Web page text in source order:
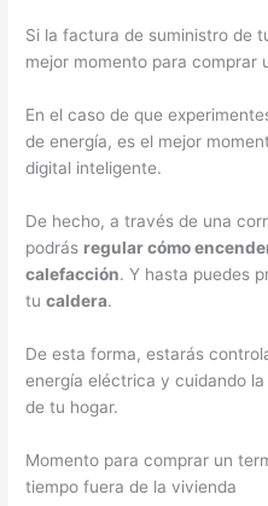
Si la factura de suministro de
mejor momento para comprar
En el caso de que
de energía, es el mejor
digital inteligente.
De hecho, a través de una
podrás regular cómo
calefacción. Y hasta puedes
tucaldera.
De esta forma, estarás
energía eléctrica y cuidando
de tu hogar.
Momento para comprar un
tiempo fuera de la vivienda